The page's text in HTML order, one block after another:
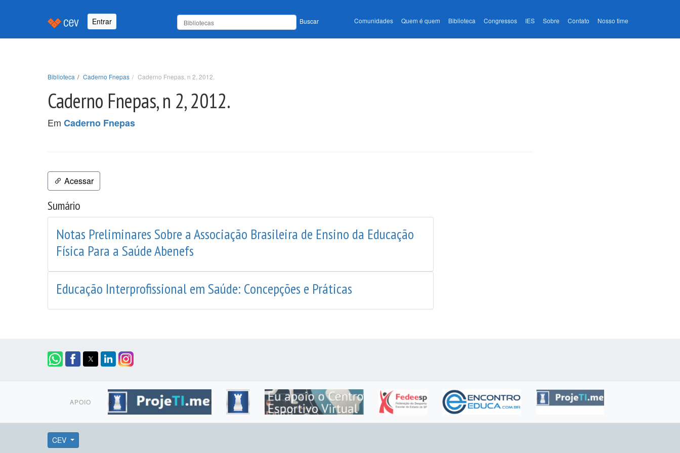
Entrar Buscar Comunidades Quem é quem Biblioteca Congressos IES Sobre Contato Nosso time
Biblioteca Caderno Fnepas Caderno Fnepas, n 2, 2012.
Caderno Fnepas, n 2, 2012.
Em Caderno Fnepas
Acessar
Sumário
Notas Preliminares Sobre a Associação Brasileira de Ensino da Educação
Física Para a Saúde Abenefs
Educação Interprofissional em Saúde: Concepções e Práticas
APOIO
CEV